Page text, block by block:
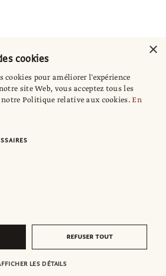
×
cookies
cookies pour améliorer l'expérience
site Web, vous acceptez tous les
Politique relative aux cookies.En
REFUSER TOUT
LES DÉTAILS